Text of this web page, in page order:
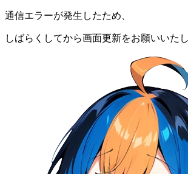
通信エラーが発生したため、
しばらくしてから画面更新をお願いいたし